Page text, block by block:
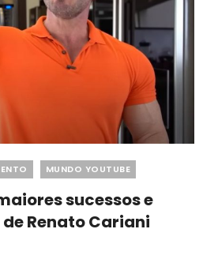
MUNDO YOUTUBE
sucessos e
Renato Cariani